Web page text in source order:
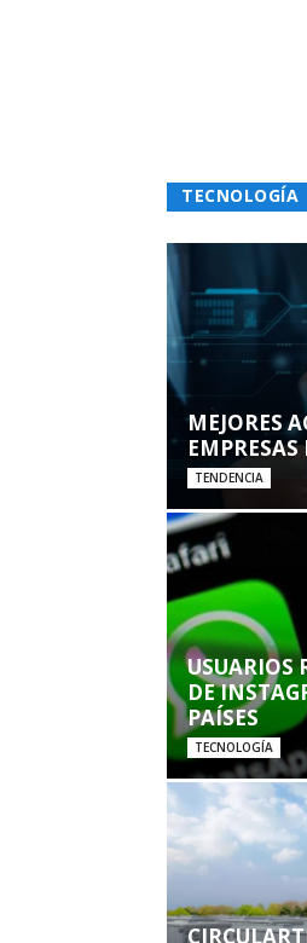
TECNOLOGÍA
MEJORES
TENDENCIA
USUARIOS
DE
PAÍSES
TECNOLOGÍA